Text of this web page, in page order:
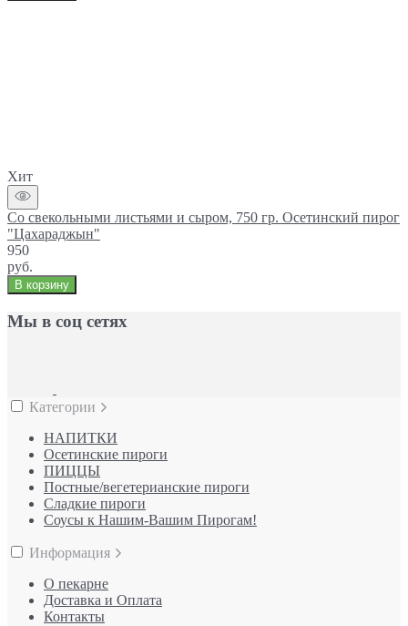
Хит
Со свекольными листьями и сыром, 750 гр. Осетинский пирог
"Цахараджын"
950
руб.
В корзину
Мы в соц сетях
Категории
НАПИТКИ
Осетинские пироги
ПИЦЦЫ
Постные/вегетерианские пироги
Сладкие пироги
Соусы к Нашим-Вашим Пирогам!
Информация
О пекарне
Доставка и Оплата
Контакты